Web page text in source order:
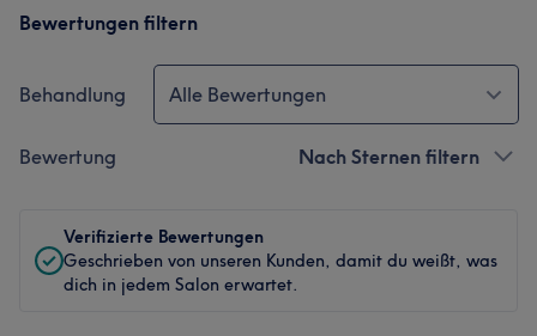
Bewertungen filtern
Behandlung Alle Bewertungen
Bewertung Nach Sternen filtern
Verifizierte Bewertungen
Geschrieben von unseren Kunden, damit du weißt, was
dich in jedem Salon erwartet.